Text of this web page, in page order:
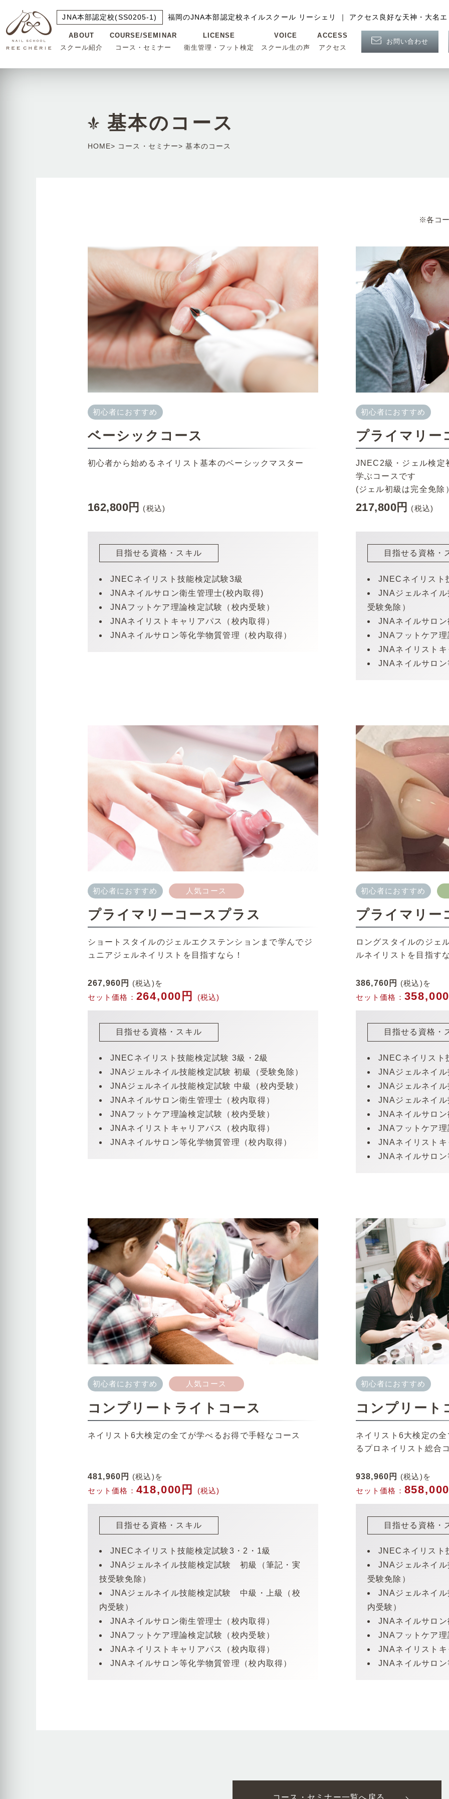
JNA本部認定校(SS0205-1) 福岡のJNA本部認定校ネイルスクール リーシェリ ｜ アクセス良好な天神・大名
ABOUT
スクール紹介
COURSE/SEMINAR
コース・セミナー
LICENSE
衛生管理・フット検定
VOICE
スクール生の声
ACCESS
アクセス
お問い合わせ
スクール紹介 講師紹介
コース・セミナー 資格につい
衛生管理・フット検定 よくある質
スクール生の声 News＆
スクールコ
092-731-3200
お問い合わせ 資料請求
基本のコース
HOME コース・セミナー 基本のコース
※各コ
ベーシックコース
初心者におすすめ
初心者から始めるネイリスト基本のベーシックマスター
162,800円 (税込)
目指せる資格・スキル
JNECネイリスト技能検定試験3級
JNAネイルサロン衛生管理士(校内取得)
JNAフットケア理論検定試験（校内受験）
JNAネイリストキャリアパス（校内取得）
JNAネイルサロン等化学物質管理（校内取得）
プライマリー
初心者におすすめ
JNEC2級・ジェル検定
学ぶコースです
(ジェル初級は完全免除
217,800円 (税込)
目指せる資格・
JNECネイリスト
JNAジェルネイ
受験免除）
JNAネイルサロ
JNAフットケア
JNAネイリスト
JNAネイルサロ
プライマリーコースプラス
初心者におすすめ 人気コース
ショートスタイルのジェルエクステンションまで学んでジ
ュニアジェルネイリストを目指すなら！
267,960円 (税込)を
セット価格： 264,000円 (税込)
目指せる資格・スキル
JNECネイリスト技能検定試験 3級・2級
JNAジェルネイル技能検定試験 初級（受験免除）
JNAジェルネイル技能検定試験 中級（校内受験）
JNAネイルサロン衛生管理士（校内取得）
JNAフットケア理論検定試験（校内受験）
JNAネイリストキャリアパス（校内取得）
JNAネイルサロン等化学物質管理（校内取得）
プライマリー
初心者におすすめ
ロングスタイルのジェ
ルネイリストを目指す
386,760円 (税込)を
セット価格：
目指せる資格・
JNECネイリスト
JNAジェルネイ
JNAジェルネイ
JNAジェルネイ
JNAネイルサロ
JNAフットケア
JNAネイリスト
JNAネイルサロ
コンプリートライトコース
初心者におすすめ 人気コース
ネイリスト6大検定の全てが学べるお得で手軽なコース
481,960円 (税込)を
セット価格： 418,000円 (税込)
目指せる資格・スキル
JNECネイリスト技能検定試験3・2・1級
JNAジェルネイル技能検定試験 初級（筆記・実
技受験免除）
JNAジェルネイル技能検定試験 中級・上級（校
内受験）
JNAネイルサロン衛生管理士（校内取得）
JNAフットケア理論検定試験（校内受験）
JNAネイリストキャリアパス（校内取得）
JNAネイルサロン等化学物質管理（校内取得）
コンプリート
初心者におすすめ
ネイリスト6大検定の
るプロネイリスト総合
938,960円 (税込)を
セット価格：
目指せる資格・
JNECネイリスト
JNAジェルネイ
受験免除）
JNAジェルネイ
内受験）
JNAネイルサロ
JNAフットケア
JNAネイリスト
JNAネイルサロ